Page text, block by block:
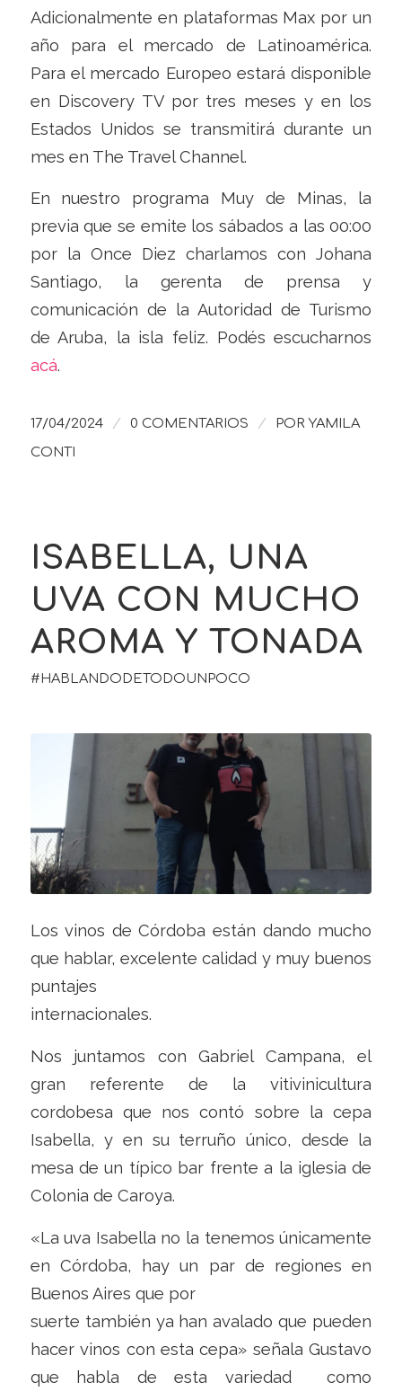
Adicionalmente en plataformas Max por un
año para el mercado de Latinoamérica.
Para el mercado Europeo estará disponible
en Discovery TV por tres meses y en los
Estados Unidos se transmitirá durante un
mes en The Travel Channel.
En nuestro programa Muy de Minas, la
previa que se emite los sábados a las 00:00
por la Once Diez charlamos con Johana
Santiago, la gerenta de prensa y
comunicación de la Autoridad de Turismo
de Aruba, la isla feliz. Podés escucharnos
acá.
17/04/2024 / 0 COMENTARIOS / PORYAMILA
CONTI
ISABELLA, UNA
UVA CON MUCHO
AROMA Y TONADA
#HABLANDODETODOUNPOCO
Los vinos de Córdoba están dando mucho
que hablar, excelente calidad y muy buenos
puntajes
internacionales.
Nos juntamos con Gabriel Campana, el
gran referente de la vitivinicultura
cordobesa que nos contó sobre la cepa
Isabella, y en su terruño único, desde la
mesa de un típico bar frente a la iglesia de
Colonia de Caroya.
«La uva Isabella no la tenemos únicamente
en Córdoba, hay un par de regiones en
Buenos Aires que por
suerte también ya han avalado que pueden
hacer vinos con esta cepa» señala Gustavo
que habla de esta variedad como